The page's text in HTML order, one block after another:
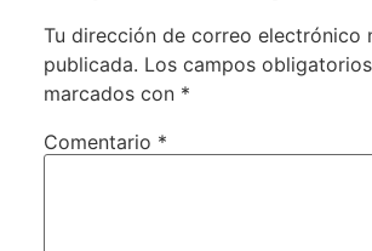
Tu dirección de correo electrónico
publicada. Los campos
marcados con *
Comentario *